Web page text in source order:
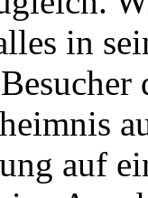
in
auf